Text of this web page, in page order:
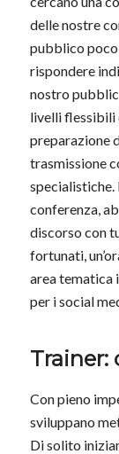
delle nostre
pubblico
rispondere
nostro
livelli flessibili
preparazione
trasmissione
specialistiche.
conferenza,
discorso con
fortunati,
area tematica
per i social
Trainer:
Con pieno
sviluppano
Di solito